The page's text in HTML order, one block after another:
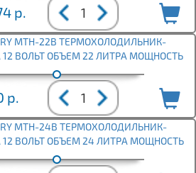
р.
MTH-22В ТЕРМОХОЛОДИЛЬНИК-
ВОЛЬТ ОБЪЕМ 22 ЛИТРА МОЩНОСТЬ
р.
MTH-24В ТЕРМОХОЛОДИЛЬНИК-
12 ВОЛЬТ ОБЪЕМ 24 ЛИТРА МОЩНОСТЬ